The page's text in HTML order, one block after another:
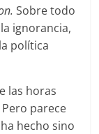
Sobre todo
ignorancia,
política
las horas
parece
hecho sino